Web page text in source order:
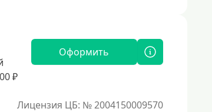
₽
Оформить
Лицензия ЦБ: № 2004150009570